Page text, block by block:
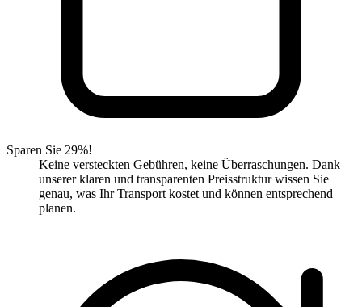
Sparen Sie 29%!
Keine versteckten Gebühren, keine Überraschungen. Dank
unserer klaren und transparenten Preisstruktur wissen Sie
genau, was Ihr Transport kostet und können entsprechend
planen.